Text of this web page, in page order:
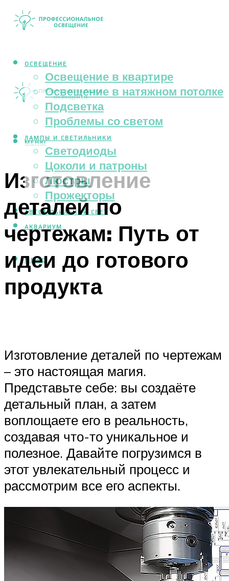
ОСВЕЩЕНИЕ
Освещение в квартире
Освещение в натяжном потолке
Подсветка
Проблемы со светом
ЛАМПЫ И СВЕТИЛЬНИКИ
Светодиоды
Цоколи и патроны
Люстры
Прожекторы
АВТОМОБИЛЬНЫЙ СВЕТ
АКВАРИУМ
МЕНЮ
МЕНЮ
Изготовление
деталей по
чертежам: Путь от
идеи до готового
продукта
Изготовление деталей по чертежам
– это настоящая магия.
Представьте себе: вы создаёте
детальный план, а затем
воплощаете его в реальность,
создавая что-то уникальное и
полезное. Давайте погрузимся в
этот увлекательный процесс и
рассмотрим все его аспекты.